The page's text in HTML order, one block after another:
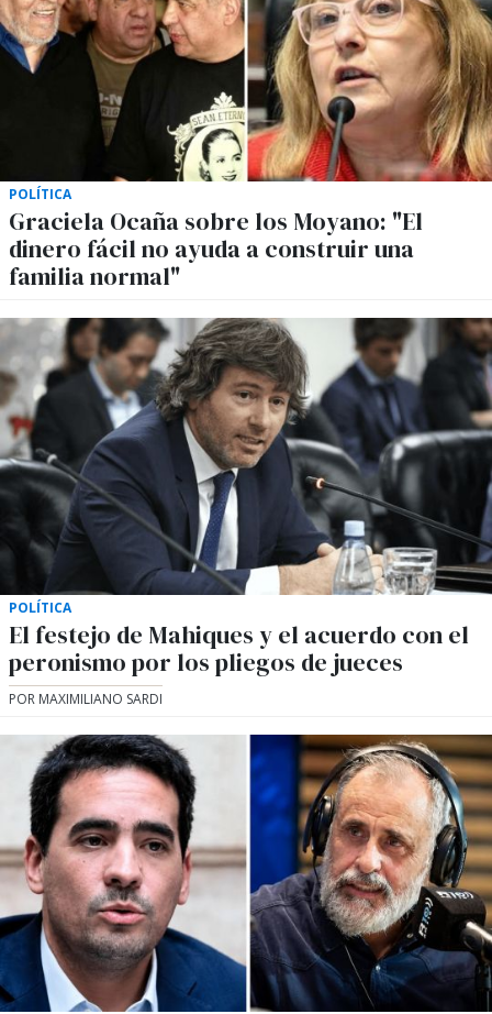
POLÍTICA
Graciela Ocaña sobre los Moyano: "El
dinero fácil no ayuda a construir una
familia normal"
POLÍTICA
El festejo de Mahiques y el acuerdo con el
peronismo por los pliegos de jueces
POR MAXIMILIANO SARDI